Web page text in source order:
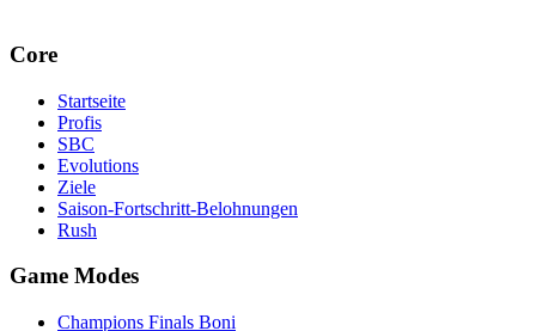
Core
Startseite
Profis
SBC
Evolutions
Ziele
Saison-Fortschritt-Belohnungen
Rush
Game Modes
Champions Finals Boni